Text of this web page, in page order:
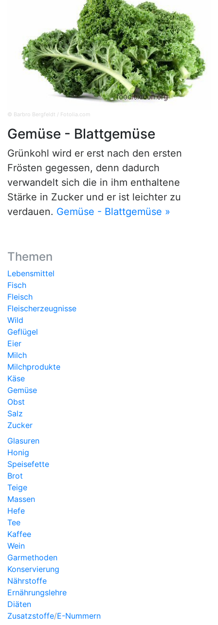
© Barbro Bergfeldt / Fotolia.com
Gemüse - Blattgemüse
Grünkohl wird er erst nach den ersten
Frösten gegessen, denn dadurch
verwandelt sich die in ihm enthaltene
Stärke in Zucker und er ist leichter zu
verdauen. Gemüse - Blattgemüse »
Themen
Lebensmittel
Fisch
Fleisch
Fleischerzeugnisse
Wild
Geflügel
Eier
Milch
Milchprodukte
Käse
Gemüse
Obst
Salz
Zucker
Glasuren
Honig
Speisefette
Brot
Teige
Massen
Hefe
Tee
Kaffee
Wein
Garmethoden
Konservierung
Nährstoffe
Ernährungslehre
Diäten
Zusatzstoffe/E-Nummern